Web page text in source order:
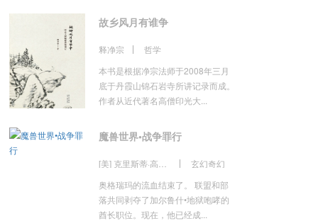
故乡风月有谁争
释净宗
哲学
本书是根据净宗法师于2008年三月
底于丹霞山锦石岩寺所讲记录而成。
作者从近代著名高僧印光大...
魔兽世界•战争罪行
玄幻奇幻
奥格瑞玛的流血结束了。 联盟和部
落共同剥夺了加尔鲁什•地狱咆哮的
酋长职位。现在，他已经成...